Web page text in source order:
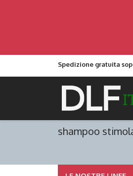
Spedizione gratuita
shampoo